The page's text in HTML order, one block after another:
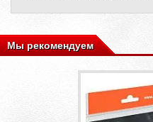
Мы рекомендуем